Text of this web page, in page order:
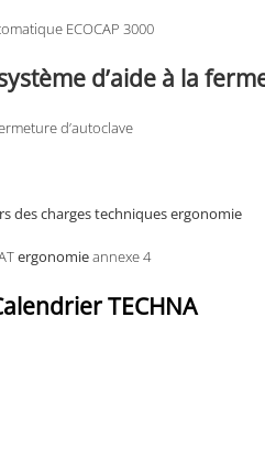
ECOCAP 3000
d’aide à la
d’autoclave
des charges techniques ergonomie
ergonomieannexe 4
TECHNA